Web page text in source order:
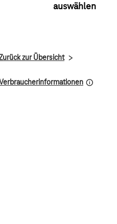
auswählen
zur Übersicht